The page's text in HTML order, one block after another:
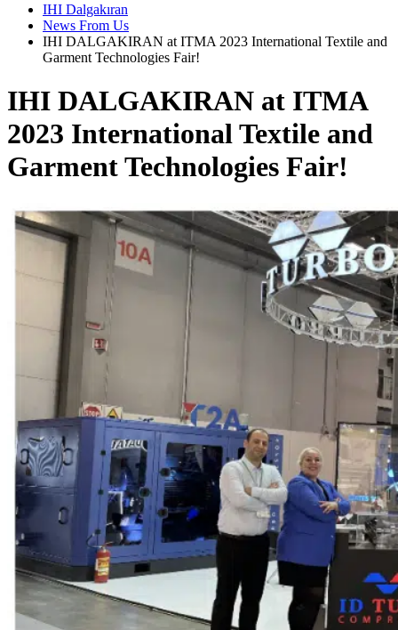
IHI Dalgakıran
News From Us
IHI DALGAKIRAN at ITMA 2023 International Textile and
Garment Technologies Fair!
IHI DALGAKIRAN at ITMA
2023 International Textile and
Garment Technologies Fair!